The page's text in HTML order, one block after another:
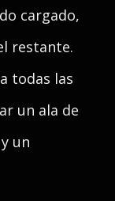
cargado,
restante.
todas las
un ala de
un